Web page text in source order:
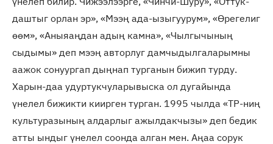
даштыг орлан эр», «Мээң ада-ызыгуурум», «Өрегелиг
өөм», «Аныяаңдан адың камна», «Чылгычының
сыдымы» деп мээң авторлуг дамчыдылгаларымны
аажок сонуургап дыңнап турганын бижип турду.
Харын-даа удуртукчуларывыска ол дугайында
үнелел бижикти киирген турган. 1995 чылда «ТР-ниң
культуразының алдарлыг ажылдакчызы» деп бедик
атты ындыг үнелел соонда алган мен. Аңаа сорук